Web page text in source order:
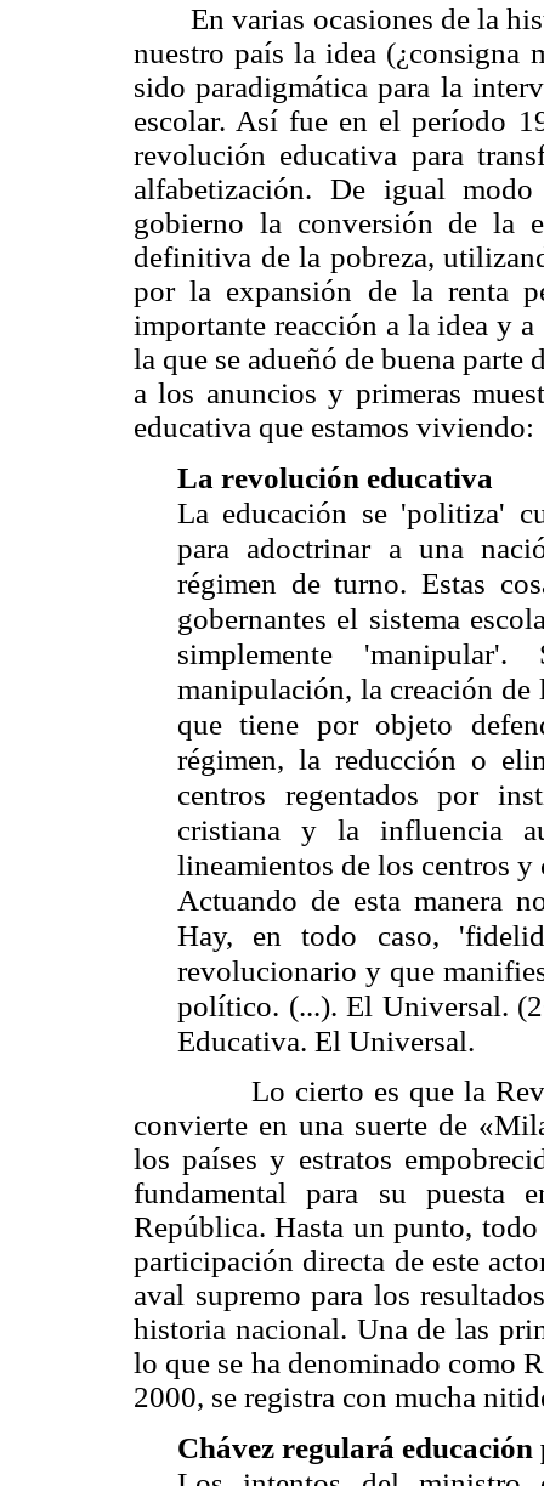
En varias ocasiones de la
nuestro país la idea (¿consigna
sido paradigmática para la
escolar. Así fue en el período
revolución educativa para
alfabetización. De igual
gobierno la conversión de la
definitiva de la pobreza,
por la expansión de la renta
importante reacción a la idea y
la que se adueñó de buena
a los anuncios y primeras
educativa que estamos viviendo:
La revolución educativa
La educación se 'politiza'
para adoctrinar a una
régimen de turno. Estas
gobernantes el sistema
simplemente
manipulación, la creación
que tiene por objeto
régimen, la reducción o
centros regentados por
cristiana y la influencia
lineamientos de los centros y
Actuando de esta manera
Hay, en todo caso,
revolucionario y que
político. (...). El Universal.
Educativa. El Universal.
Lo cierto es que la
convierte en una suerte de
los países y estratos
fundamental para su puesta
República. Hasta un punto,
participación directa de este
aval supremo para los
historia nacional. Una de las
lo que se ha denominado como
2000, se registra con mucha
Chávez regulará